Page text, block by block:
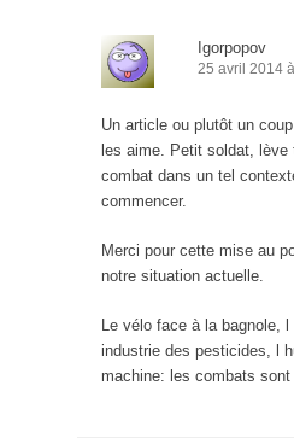
Igorpopov
25 avril 2014
Un article ou plutôt un
les aime. Petit soldat,
combat dans un tel
commencer.
Merci pour cette mise au
notre situation actuelle.
Le vélo face à la bagnole, l
industrie des pesticides, l
machine: les combats sont